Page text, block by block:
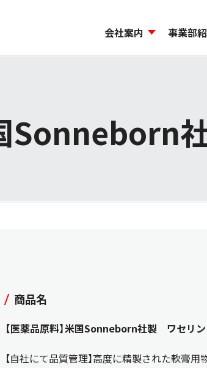
会社案内 事業部
国
商品名
【医薬品原料】米国Sonneborn社製 ワセリン
【自社にて品質管理】高度に精製された軟膏